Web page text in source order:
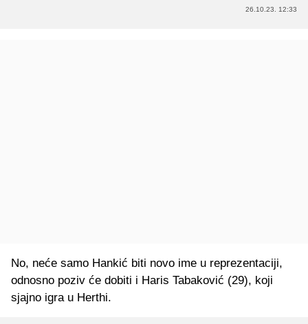
26.10.23. 12:33
No, neće samo Hankić biti novo ime u reprezentaciji,
odnosno poziv će dobiti i Haris Tabaković (29), koji
sjajno igra u Herthi.